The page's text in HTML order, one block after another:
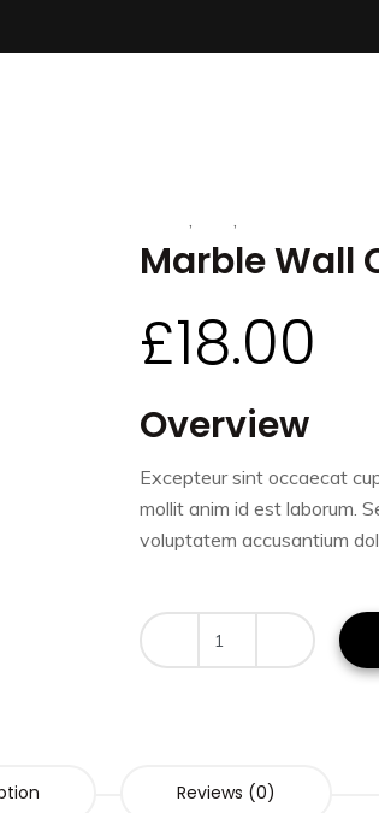
, ,
Marble Wall
£18.00
Overview
Excepteur sint occaecat
mollit anim id est laborum.
voluptatem accusantium
Reviews (0)